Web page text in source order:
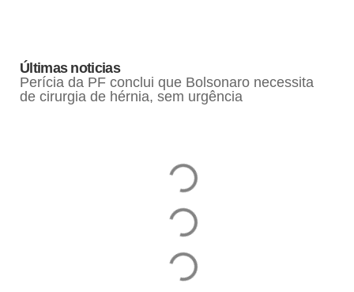
Últimas noticias
Perícia da PF conclui que Bolsonaro necessita
de cirurgia de hérnia, sem urgência